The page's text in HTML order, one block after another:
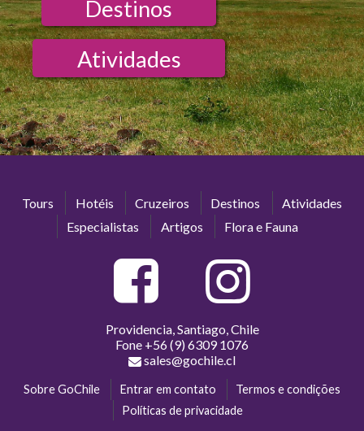
Destinos
Atividades
Tours Hotéis Cruzeiros Destinos
Atividades
Especialistas
Artigos Flora e Fauna
Providencia, Santiago, Chile
Fone +56 (9) 6309 1076
sales@gochile.cl
Sobre GoChile Entrar em contato
Termos e condições
Políticas de privacidade